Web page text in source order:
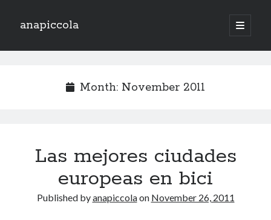
anapiccola
open
primary
Sidebar
June 2019
Month: November 2011
Las mejores ciudades
europeas en bici
Published byanapiccolaon November 26, 2011